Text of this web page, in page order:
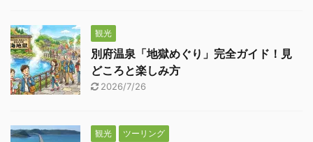
観光
別府温泉「地獄めぐり」完全ガイド！見
どころと楽しみ方
2026/7/26
観光 ツーリング